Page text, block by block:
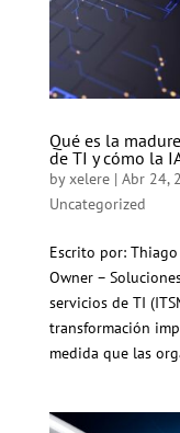
Qué es la
de TI y cómo la
byxelere| Abr 24,
Uncategorized
Escrito por:
Owner –
servicios de TI
transformación
medida que las